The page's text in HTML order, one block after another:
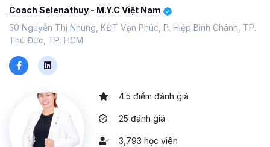
truyền cảm hứng cho người nghe.
- Tăng cường sự tự tin và khả năng giao tiếp trước đám
đông.
người khác.
- Nâng cao năng lực làm việc và phát triển bản thân.
- Tạo ấn tượng tốt đẹp với đồng nghiệp, cấp trên và
khách hàng
Coach Selenathuy - M.Y.C Việt Nam
50 Nguyễn Thị Nhung, KĐT Vạn Phúc, P. Hiệp Bình Chánh, TP.
Thủ Đức, TP. HCM
4.5 điểm đánh giá
25 đánh giá
3,793 học viên